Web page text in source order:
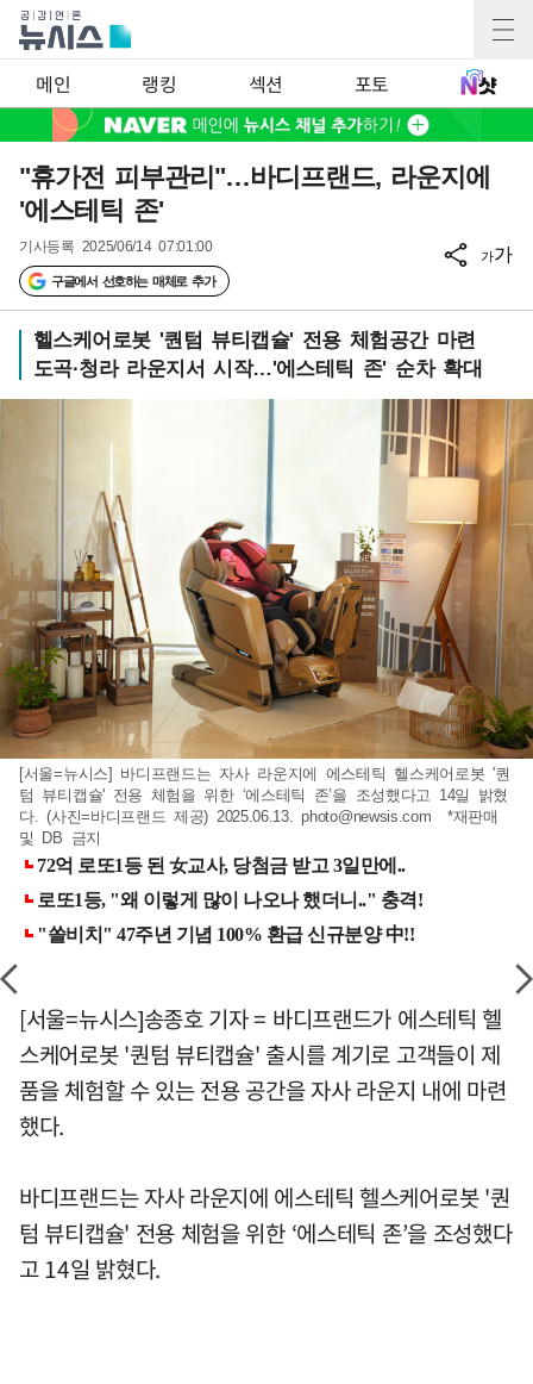
메인 랭킹 섹션 포토
"휴가전 피부관리"…바디프랜드, 라운지에
'에스테틱 존'
기사등록 2025/06/14 07:01:00
구글에서 선호하는 매체로 추가
가가
헬스케어로봇 '퀀텀 뷰티캡슐' 전용 체험공간 마련
도곡·청라 라운지서 시작…'에스테틱 존' 순차 확대
[서울=뉴시스] 바디프랜드는 자사 라운지에 에스테틱 헬스케어로봇 '퀀
텀 뷰티캡슐' 전용 체험을 위한 ‘에스테틱 존’을 조성했다고 14일 밝혔
다. (사진=바디프랜드 제공) 2025.06.13.photo@newsis.com *재판매
및 DB 금지
[서울=뉴시스]송종호 기자 = 바디프랜드가 에스테틱 헬
스케어로봇 '퀀텀 뷰티캡슐' 출시를 계기로 고객들이 제
품을 체험할 수 있는 전용 공간을 자사 라운지 내에 마련
했다.
바디프랜드는 자사 라운지에 에스테틱 헬스케어로봇 '퀀
텀 뷰티캡슐' 전용 체험을 위한 ‘에스테틱 존’을 조성했다
고 14일 밝혔다.